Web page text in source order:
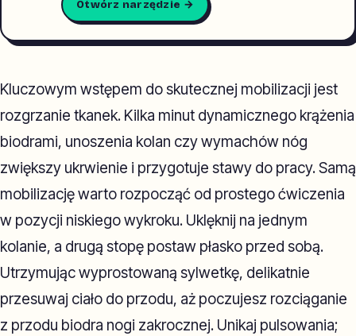
Otwórz narzędzie →
Kluczowym wstępem do skutecznej mobilizacji jest
rozgrzanie tkanek. Kilka minut dynamicznego krążenia
biodrami, unoszenia kolan czy wymachów nóg
zwiększy ukrwienie i przygotuje stawy do pracy. Samą
mobilizację warto rozpocząć od prostego ćwiczenia
w pozycji niskiego wykroku. Uklęknij na jednym
kolanie, a drugą stopę postaw płasko przed sobą.
Utrzymując wyprostowaną sylwetkę, delikatnie
przesuwaj ciało do przodu, aż poczujesz rozciąganie
z przodu biodra nogi zakrocznej. Unikaj pulsowania;